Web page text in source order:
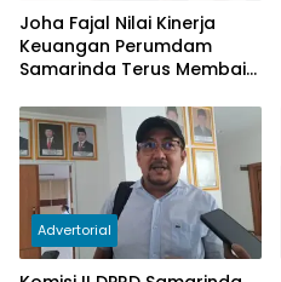
Joha Fajal Nilai Kinerja
Keuangan Perumdam
Samarinda Terus Membaik,
Subsidi Berkurang
Advertorial